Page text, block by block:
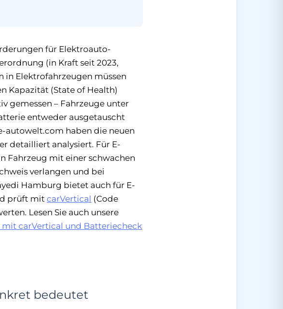
für Elektroauto-
(in Kraft seit 2023,
in Elektrofahrzeugen müssen
Kapazität (State of Health)
gemessen – Fahrzeuge unter
entweder ausgetauscht
autowelt.com haben die neuen
detailliert analysiert. Für E-
Fahrzeug mit einer schwachen
verlangen und bei
Hamburg bietet auch für E-
prüft mit carVertical (Code
Lesen Sie auch unsere
carVertical und Batteriecheck
bedeutet